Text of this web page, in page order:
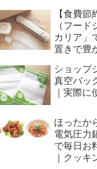
【食費
（フード
カリア」
置きで豊
ショップ
真空バッ
｜実際に
ほったか
電気圧力
で毎日お
｜クッキ